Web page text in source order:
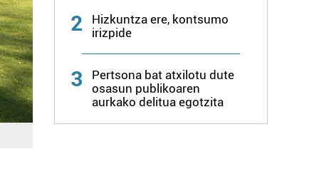
2
Hizkuntza ere, kontsumo
irizpide
3
Pertsona bat atxilotu dute
osasun publikoaren
aurkako delitua egotzita